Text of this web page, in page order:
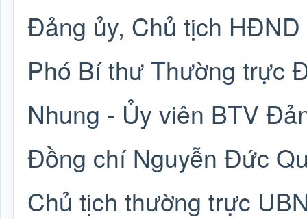
Đảng ủy, Chủ tịch
Phó Bí thư Thường trực
Nhung - Ủy viên BTV
Đồng chí Nguyễn Đức
Chủ tịch thường trực